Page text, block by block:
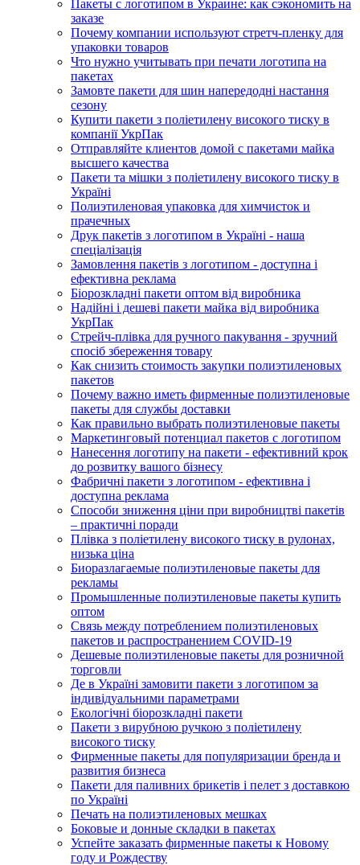
Пакеты с логотипом в Украине: как сэкономить на
заказе
Почему компании используют стретч-пленку для
упаковки товаров
Что нужно учитывать при печати логотипа на
пакетах
Замовте пакети для шин напередодні настання
сезону
Купити пакети з поліетилену високого тиску в
компанії УкрПак
Отправляйте клиентов домой с пакетами майка
высшего качества
Пакети та мішки з поліетилену високого тиску в
Україні
Полиэтиленовая упаковка для химчисток и
прачечных
Друк пакетів з логотипом в Україні - наша
спеціалізація
Замовлення пакетів з логотипом - доступна і
ефективна реклама
Біорозкладні пакети оптом від виробника
Надійні і дешеві пакети майка від виробника
УкрПак
Стрейч-плівка для ручного пакування - зручний
спосіб збереження товару
Как снизить стоимость закупки полиэтиленовых
пакетов
Почему важно иметь фирменные полиэтиленовые
пакеты для службы доставки
Как правильно выбрать полиэтиленовые пакеты
Маркетинговый потенциал пакетов с логотипом
Нанесення логотипу на пакети - ефективний крок
до розвитку вашого бізнесу
Фабричні пакети з логотипом - ефективна і
доступна реклама
Способи зниження ціни при виробництві пакетів
– практичні поради
Плівка з поліетилену високого тиску в рулонах,
низька ціна
Биоразлагаемые полиэтиленовые пакеты для
рекламы
Промышленные полиэтиленовые пакеты купить
оптом
Связь между потреблением полиэтиленовых
пакетов и распространением COVID-19
Дешевые полиэтиленовые пакеты для розничной
торговли
Де в Україні замовити пакети з логотипом за
індивідуальними параметрами
Екологічні біорозкладні пакети
Пакети з вирубною ручкою з поліетилену
високого тиску
Фирменные пакеты для популяризации бренда и
развития бизнеса
Пакети для паливних брикетів і пелет з доставкою
по Україні
Печать на полиэтиленовых мешках
Боковые и донные складки в пакетах
Успейте заказать фирменные пакеты к Новому
году и Рождеству